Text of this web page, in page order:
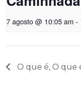
7 agosto @ 10:05 am -
O que é, O que